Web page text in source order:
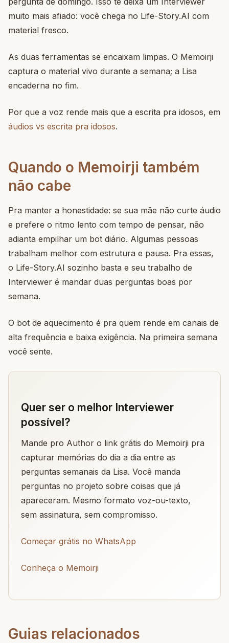
muito mais afiado: você chega no Life-Story.AI com
material fresco.
As duas ferramentas se encaixam limpas. O Memoirji
captura o material vivo durante a semana; a Lisa
encaderna no fim.
Por que a voz rende mais que a escrita pra idosos, em
áudios vs escrita pra idosos.
Quando o Memoirji também
não cabe
Pra manter a honestidade: se sua mãe não curte áudio
e prefere o ritmo lento com tempo de pensar, não
adianta empilhar um bot diário. Algumas pessoas
trabalham melhor com estrutura e pausa. Pra essas,
o Life-Story.AI sozinho basta e seu trabalho de
Interviewer é mandar duas perguntas boas por
semana.
O bot de aquecimento é pra quem rende em canais de
alta frequência e baixa exigência. Na primeira semana
você sente.
Quer ser o melhor Interviewer
possível?
Mande pro Author o link grátis do Memoirji pra
capturar memórias do dia a dia entre as
perguntas semanais da Lisa. Você manda
perguntas no projeto sobre coisas que já
apareceram. Mesmo formato voz-ou-texto,
sem assinatura, sem compromisso.
Começar grátis no WhatsApp
Conheça o Memoirji
Guias relacionados